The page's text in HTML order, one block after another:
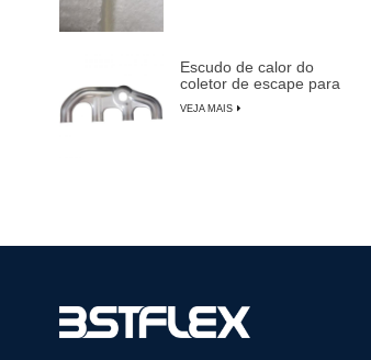
Escudo de calor do
coletor de escape para
SUVs
VEJA MAIS